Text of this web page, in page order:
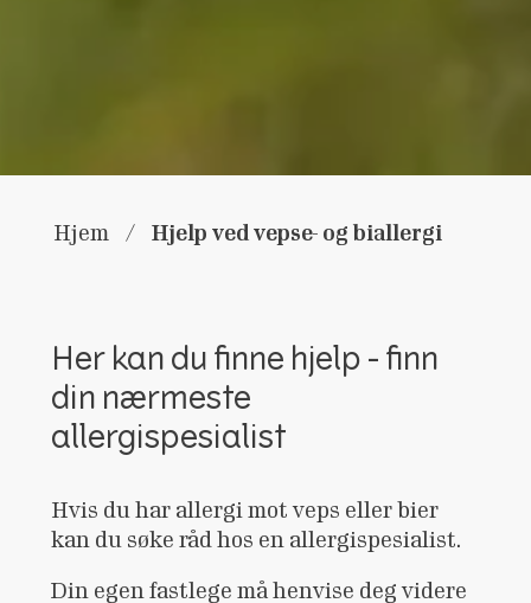
Hjem / Hjelp ved vepse- og biallergi
Her kan du finne hjelp - finn
din nærmeste
allergispesialist
Hvis du har allergi mot veps eller bier
kan du søke råd hos en allergispesialist.
Din egen fastlege må henvise deg videre